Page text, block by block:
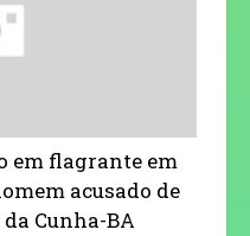
em flagrante em
acusado de
Cunha-BA